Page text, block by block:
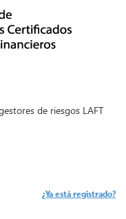
de riesgos LAFT
¿Ya está registrado?